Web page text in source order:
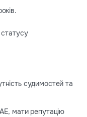
судимостей та
мати репутацію